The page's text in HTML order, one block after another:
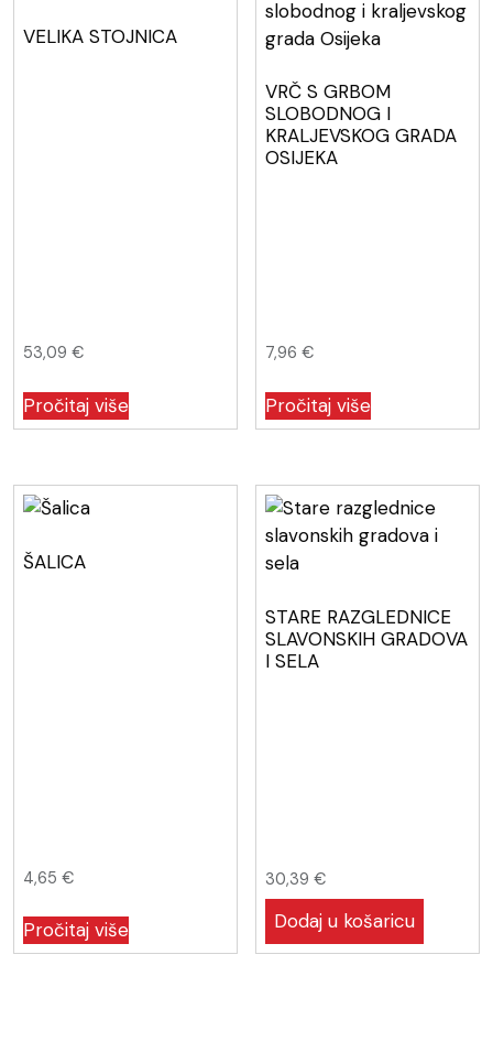
VELIKA STOJNICA
53,09 €
Pročitaj više
VRČ S GRBOM
SLOBODNOG I
KRALJEVSKOG GRADA
OSIJEKA
7,96€
Pročitaj više
ŠALICA
4,65 €
Pročitaj više
STARE RAZGLEDNICE
SLAVONSKIH GRADOVA
I SELA
30,39€
Dodaj u košaricu